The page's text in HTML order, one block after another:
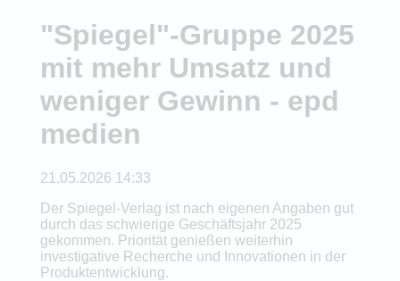
"Spiegel"-Gruppe 2025
mit mehr Umsatz und
weniger Gewinn - epd
medien
21.05.2026 14:33
Der Spiegel-Verlag ist nach eigenen Angaben gut
durch das schwierige Geschäftsjahr 2025
gekommen. Priorität genießen weiterhin
investigative Recherche und Innovationen in der
Produktentwicklung.